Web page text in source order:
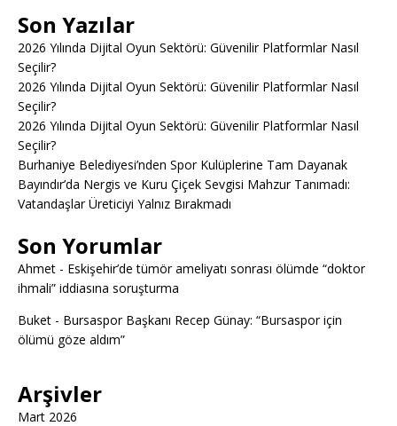
Son Yazılar
2026 Yılında Dijital Oyun Sektörü: Güvenilir Platformlar Nasıl
Seçilir?
2026 Yılında Dijital Oyun Sektörü: Güvenilir Platformlar Nasıl
Seçilir?
2026 Yılında Dijital Oyun Sektörü: Güvenilir Platformlar Nasıl
Seçilir?
Burhaniye Belediyesi’nden Spor Kulüplerine Tam Dayanak
Bayındır’da Nergis ve Kuru Çiçek Sevgisi Mahzur Tanımadı:
Vatandaşlar Üreticiyi Yalnız Bırakmadı
Son Yorumlar
Ahmet - Eskişehir’de tümör ameliyatı sonrası ölümde “doktor
ihmali” iddiasına soruşturma
Buket - Bursaspor Başkanı Recep Günay: “Bursaspor için
ölümü göze aldım”
Arşivler
Mart 2026